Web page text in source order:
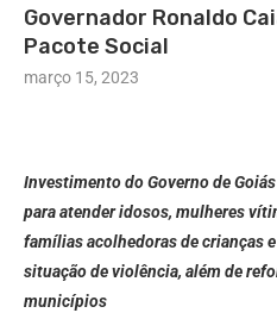
Governador Ronaldo
Pacote Social
março 15, 2023
Investimento do Governo de
para atender idosos, mulheres
famílias acolhedoras de crianças
situação de violência, além de
municípios